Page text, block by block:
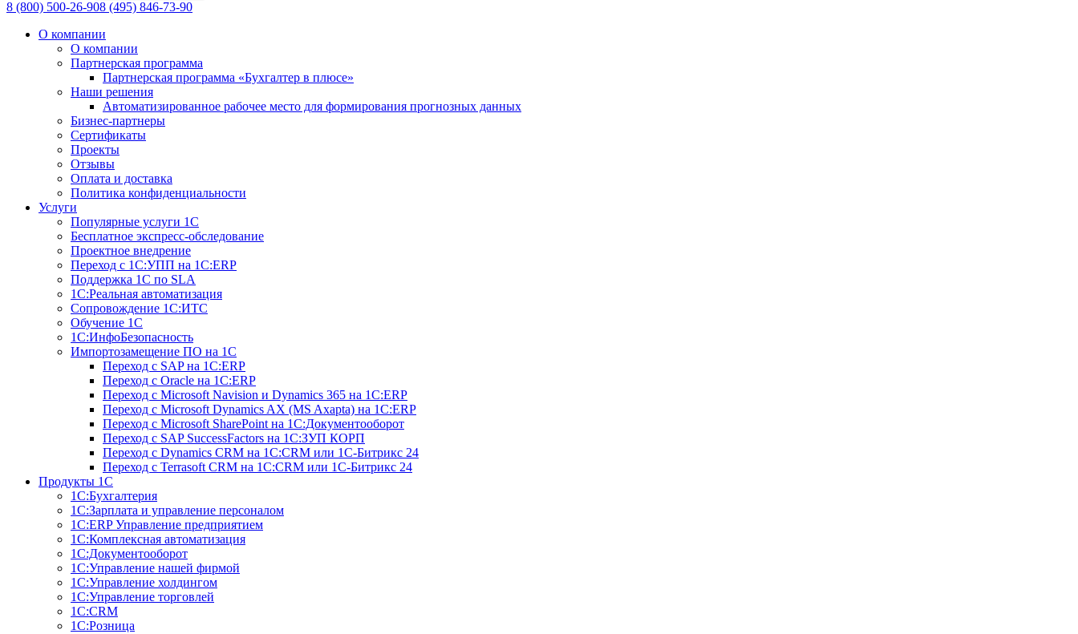
8 (800) 500-26-908 (495) 846-73-90
О компании
О компании
Партнерская программа
Партнерская программа «Бухгалтер в плюсе»
Наши решения
Автоматизированное рабочее место для формирования прогнозных данных
Бизнес-партнеры
Сертификаты
Проекты
Отзывы
Оплата и доставка
Политика конфиденциальности
Услуги
Популярные услуги 1С
Бесплатное экспресс-обследование
Проектное внедрение
Переход с 1С:УПП на 1C:ERP
Поддержка 1С по SLA
1С:Реальная автоматизация
Сопровождение 1С:ИТС
Обучение 1С
1С:ИнфоБезопасность
Импортозамещение ПО на 1С
Переход с SAP на 1С:ERP
Переход с Оracle на 1С:ERP
Переход с Microsoft Navision и Dynamics 365 на 1С:ERP
Переход с Microsoft Dynamics AX (MS Axapta) на 1С:ERP
Переход с Microsoft SharePoint на 1С:Документооборот
Переход с SAP SuccessFactors на 1С:ЗУП КОРП
Переход с Dynamics CRM на 1С:CRM или 1С-Битрикс 24
Переход с Terrasoft CRM на 1С:CRM или 1С-Битрикс 24
Продукты 1С
1С:Бухгалтерия
1С:Зарплата и управление персоналом
1С:ERP Управление предприятием
1С:Комплексная автоматизация
1С:Документооборот
1С:Управление нашей фирмой
1C:Управление холдингом
1С:Управление торговлей
1С:CRM
1С:Розница